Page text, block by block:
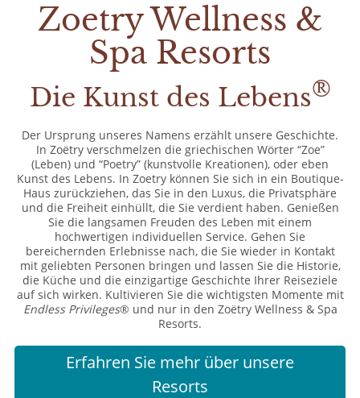
Zoetry Wellness &
Spa Resorts
Die Kunst des Lebens®
Der Ursprung unseres Namens erzählt unsere Geschichte.
In Zoëtry verschmelzen die griechischen Wörter “Zoe”
(Leben) und “Poetry” (kunstvolle Kreationen), oder eben
Kunst des Lebens. In Zoetry können Sie sich in ein Boutique-
Haus zurückziehen, das Sie in den Luxus, die Privatsphäre
und die Freiheit einhüllt, die Sie verdient haben. Genießen
Sie die langsamen Freuden des Leben mit einem
hochwertigen individuellen Service. Gehen Sie
bereichernden Erlebnisse nach, die Sie wieder in Kontakt
mit geliebten Personen bringen und lassen Sie die Historie,
die Küche und die einzigartige Geschichte Ihrer Reiseziele
auf sich wirken. Kultivieren Sie die wichtigsten Momente mit
Endless Privileges® und nur in den Zoëtry Wellness & Spa
Resorts.
Erfahren Sie mehr über unsere
Resorts